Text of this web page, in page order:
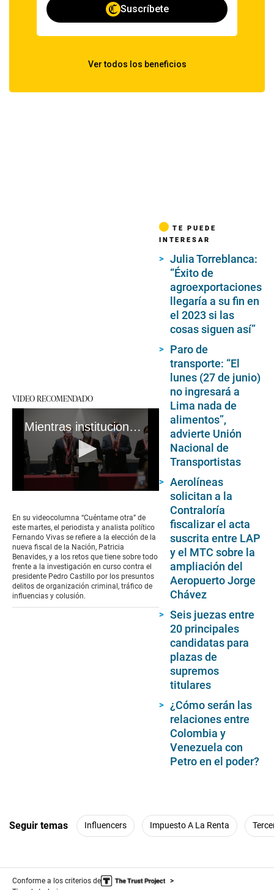
VIDEO RECOMENDADO
Mientras instituciones como la presidencia se han deteriorado por las personas que las ocupan, otras mantienen la continuidad democrática #VideosEC
of
4
minutes,
32
seconds
En su videocolumna “Cuéntame otra” de
este martes, el periodista y analista político
Fernando Vivas se refiere a la elección de la
nueva fiscal de la Nación, Patricia
Benavides, y a los retos que tiene sobre todo
frente a la investigación en curso contra el
presidente Pedro Castillo por los presuntos
delitos de organización criminal, tráfico de
influencias y colusión.
TE PUEDE
INTERESAR
Julia Torreblanca:
“Éxito de
agroexportaciones
llegaría a su fin en
el 2023 si las
cosas siguen así”
Paro de
transporte: “El
lunes (27 de junio)
no ingresará a
Lima nada de
alimentos”,
advierte Unión
Nacional de
Transportistas
Aerolíneas
solicitan a la
Contraloría
fiscalizar el acta
suscrita entre LAP
y el MTC sobre la
ampliación del
Aeropuerto Jorge
Chávez
Seis juezas entre
20 principales
candidatas para
plazas de
supremos
titulares
¿Cómo serán las
relaciones entre
Colombia y
Venezuela con
Petro en el poder?
Seguir temas Influencers Impuesto A La Renta
Conforme a los criterios de